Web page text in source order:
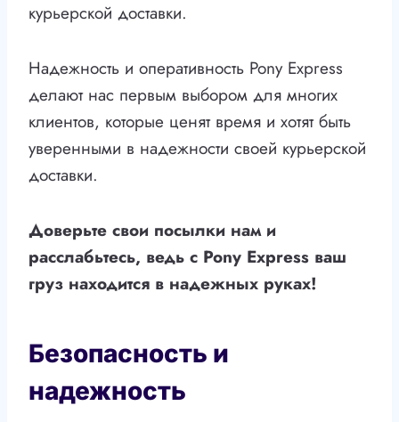
курьерской доставки.
Надежность и оперативность Pony Express
делают нас первым выбором для многих
клиентов, которые ценят время и хотят быть
уверенными в надежности своей курьерской
доставки.
Доверьте свои посылки нам и
расслабьтесь, ведь с Pony Express ваш
груз находится в надежных руках!
Безопасность и
надежность